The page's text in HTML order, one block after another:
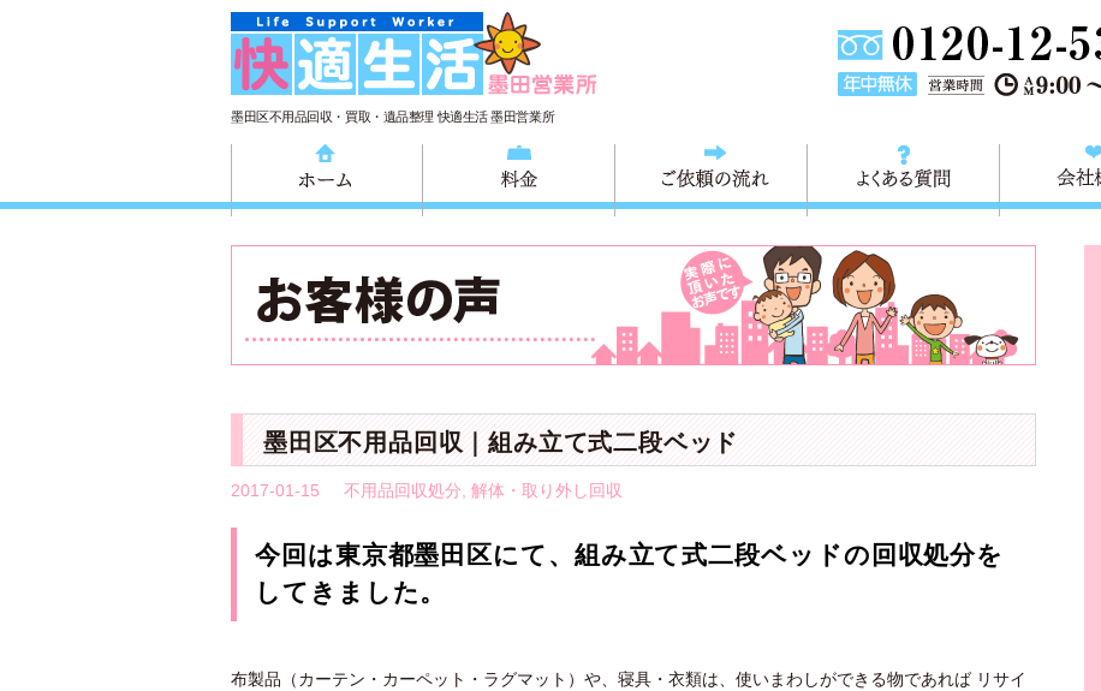
墨田区不用品回収・買取・遺品整理 快適生活 墨田営業所
ご依頼の流れ よくある質問
墨田区不用品回収｜組み立て式二段ベッド
2017-01-15 不用品回収処分 解体・取り外し回収
今回は東京都墨田区にて、組み立て式二段ベッドの回収処分を
してきました。
布製品（カーテン・カーペット・ラグマット）や、寝具・衣類は、使いまわしができる物であれば リサイ